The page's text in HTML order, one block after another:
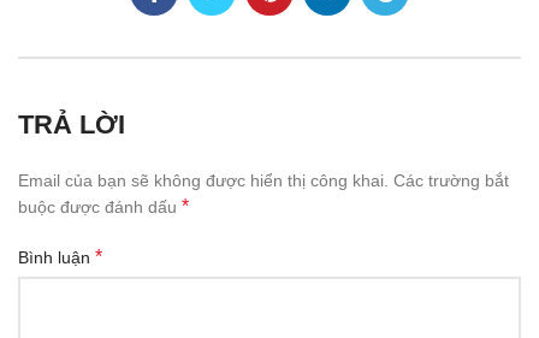
TRẢ LỜI
Email của bạn sẽ không được hiển thị công khai. Các trường bắt
buộc được đánh dấu *
Bình luận *